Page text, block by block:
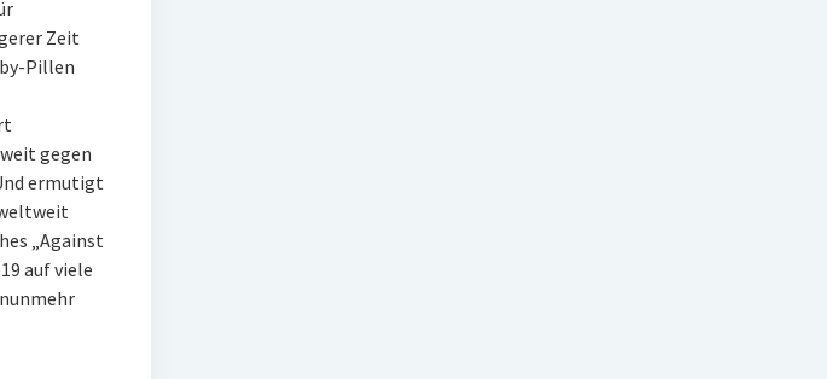
Zeit
Pillen
gegen
ermutigt
„Against
auf viele